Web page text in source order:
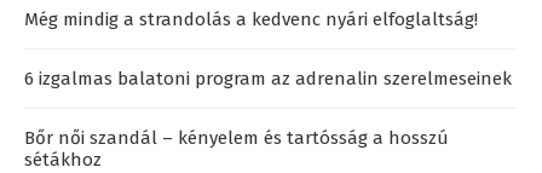
Még mindig a strandolás a kedvenc nyári elfoglaltság!
6 izgalmas balatoni program az adrenalin szerelmeseinek
Bőr női szandál – kényelem és tartósság a hosszú
sétákhoz